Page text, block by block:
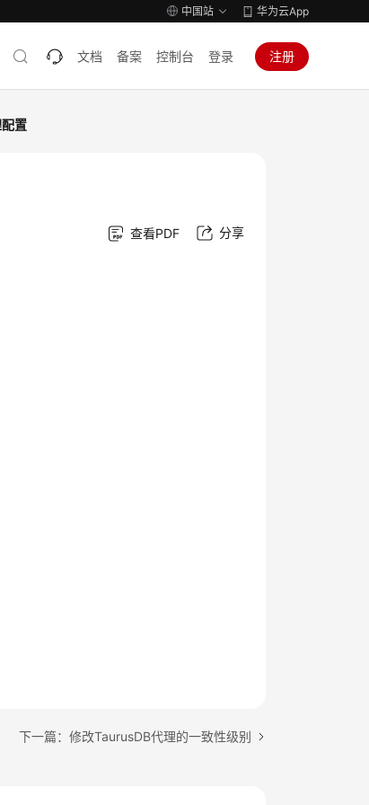
中国站 华为云App
文档 备案 控制台 登录 注册
置
查看PDF 分享
下一篇：修改TaurusDB代理的一致性级别